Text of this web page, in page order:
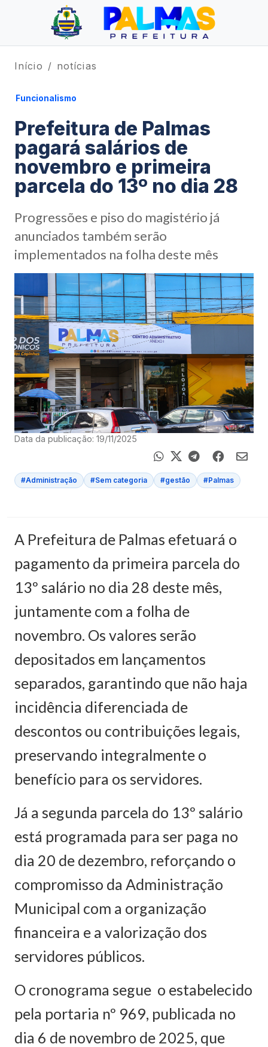
Início notícias
Funcionalismo
Prefeitura de Palmas
pagará salários de
novembro e primeira
parcela do 13º no dia 28
Progressões e piso do magistério já
anunciados também serão
implementados na folha deste mês
Data da publicação: 19/11/2025
#Administração #Sem categoria #gestão #Palmas
A Prefeitura de Palmas efetuará o
pagamento da primeira parcela do
13º salário no dia 28 deste mês,
juntamente com a folha de
novembro. Os valores serão
depositados em lançamentos
separados, garantindo que não haja
incidência diferenciada de
descontos ou contribuições legais,
preservando integralmente o
benefício para os servidores.
Já a segunda parcela do 13º salário
está programada para ser paga no
dia 20 de dezembro, reforçando o
compromisso da Administração
Municipal com a organização
financeira e a valorização dos
servidores públicos.
O cronograma segue o estabelecido
pela portaria nº 969, publicada no
dia 6 de novembro de 2025, que